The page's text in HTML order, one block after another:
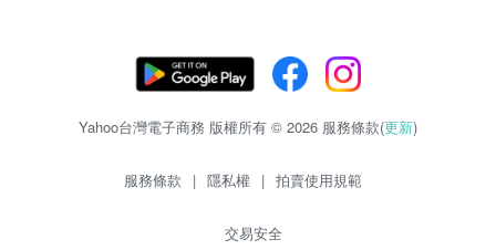
Yahoo台灣電子商務 版權所有 © 2026 服務條款(更新)
服務條款 | 隱私權 | 拍賣使用規範
交易安全